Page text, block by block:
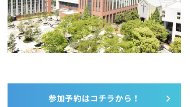
参加予約はコチラから！